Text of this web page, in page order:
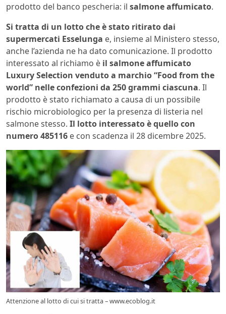
prodotto del banco pescheria: il salmone affumicato.
Si tratta di un lotto che è stato ritirato dai
supermercati Esselunga e, insieme al Ministero stesso,
anche l’azienda ne ha dato comunicazione. Il prodotto
interessato al richiamo è il salmone affumicato
Luxury Selection venduto a marchio “Food from the
world” nelle confezioni da 250 grammi ciascuna. Il
prodotto è stato richiamato a causa di un possibile
rischio microbiologico per la presenza di listeria nel
salmone stesso. Il lotto interessato è quello con
numero 485116 e con scadenza il 28 dicembre 2025.
Attenzione al lotto di cui si tratta – www.ecoblog.it